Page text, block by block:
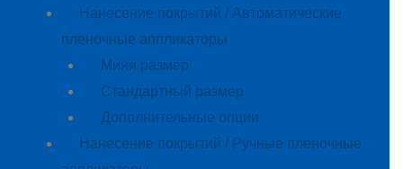
Нанесение покрытий / Автоматические
пленочные аппликаторы
Мини размер
Стандартный размер
Дополнительные опции
Нанесение покрытий / Ручные пленочные